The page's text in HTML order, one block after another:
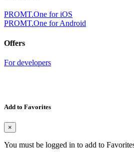
PROMT.One for iOS
PROMT.One for Android
Offers
For developers
Add to Favorites
×
You must be logged in to add to